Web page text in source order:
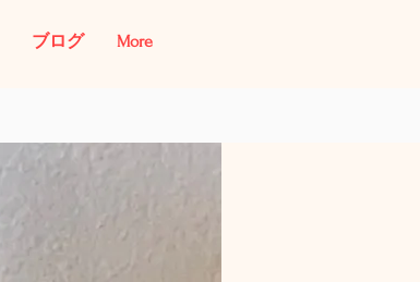
ブログ More